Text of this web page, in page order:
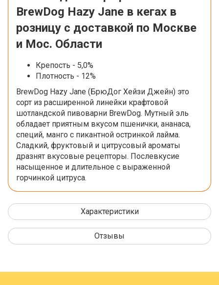
BrewDog Hazy Jane в кегах в
розницу с доставкой по Москве
и Мос. Области
Крепость - 5,0%
Плотность - 12%
BrewDog Hazy Jane (БрюДог Хейзи Джейн) это
сорт из расширенной линейки крафтовой
шотландской пивоварни BrewDog. Мутный эль
обладает приятным вкусом пшенички, ананаса,
специй, манго с пикантной остринкой лайма.
Сладкий, фруктовый и цитрусовый ароматы
дразнят вкусовые рецепторы. Послевкусие
насыщенное и длительное с выраженной
горчинкой цитруса.
Характеристики
Отзывы